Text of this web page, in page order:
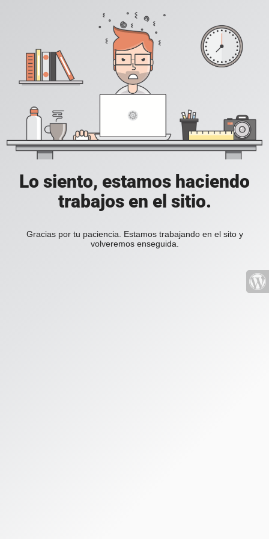
Lo siento, estamos haciendo
trabajos en el sitio.
Gracias por tu paciencia. Estamos trabajando en el sito y
volveremos enseguida.